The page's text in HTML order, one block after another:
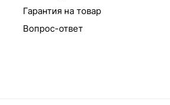
Гарантия на товар
Вопрос-ответ